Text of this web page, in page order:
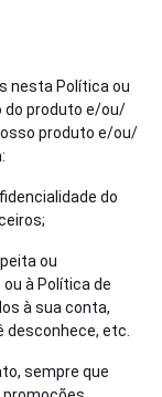
nesta Política ou
do produto e/ou/
produto e/ou/
do
ou
à Política de
à sua conta,
etc.
sempre que